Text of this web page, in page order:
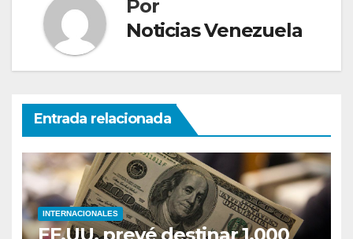
Por
Noticias Venezuela
Entrada relacionada
INTERNACIONALES